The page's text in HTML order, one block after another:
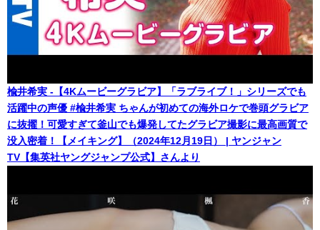
楡井希実 -【4Kムービーグラビア】「ラブライブ！」シリーズでも
活躍中の声優 #楡井希実 ちゃんが初めての海外ロケで巻頭グラビア
に抜擢！可愛すぎて釜山でも爆発してたグラビア撮影に最高画質で
没入密着！【メイキング】（2024年12月19日） | ヤンジャン
TV【集英社ヤングジャンプ公式】さんより